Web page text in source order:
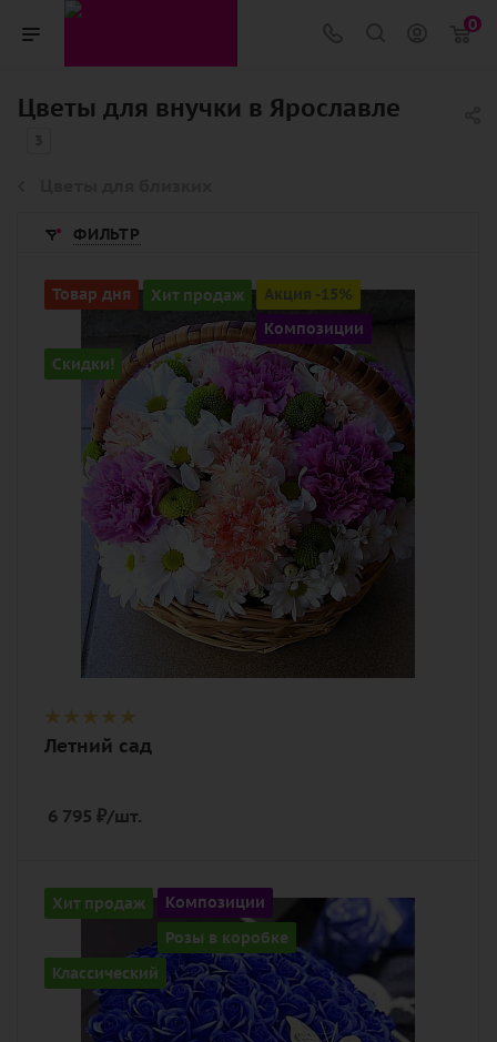
0
Цветы для внучки в Ярославле
ФИЛЬТР
Товар дня Хит продаж
Акция -15%
Композиции
Скидки!
Цвет
белый, нежный, разноцветный,
розовый
Описание
гвоздика (диантус), хризантема
кустовая, зелень, оазис, корзина
Летний сад
6 795 ₽/шт.
Хит продаж Композиции
Розы в коробке
Классический
Количество
101
Цвет
синий
Описание